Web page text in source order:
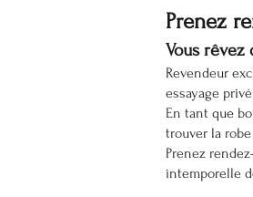
Prenez
Vous rêvez
Revendeur
essayage
En tant que
trouver la
Prenez
intemporelle